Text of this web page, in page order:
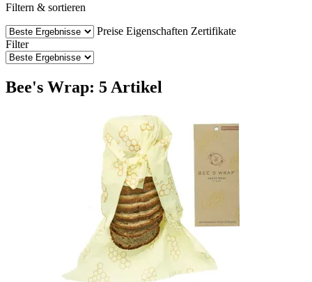
Filtern & sortieren
Preise Eigenschaften Zertifikate
Filter
Bee's Wrap: 5 Artikel